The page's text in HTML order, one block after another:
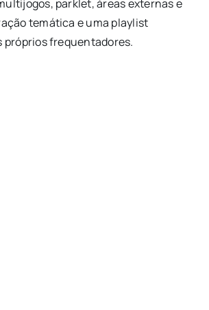
parklet, áreas externas e
temática e uma playlist
próprios frequentadores.